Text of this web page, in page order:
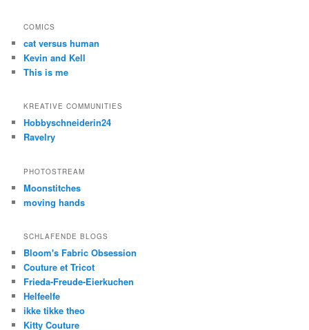
COMICS
cat versus human
Kevin and Kell
This is me
KREATIVE COMMUNITIES
Hobbyschneiderin24
Ravelry
PHOTOSTREAM
Moonstitches
moving hands
SCHLAFENDE BLOGS
Bloom's Fabric Obsession
Couture et Tricot
Frieda-Freude-Eierkuchen
Helfeelfe
ikke tikke theo
Kitty Couture